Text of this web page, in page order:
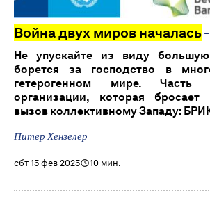
Война двух миров началась
Не упускайте из виду большую
борется за господство в
гетерогенном мире. Часть
организации, которая бросает
вызов коллективному Западу:
Питер Хензелер
сбт 15 фев 2025 10 мин.